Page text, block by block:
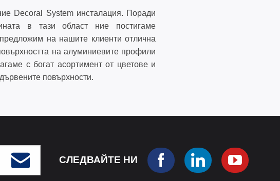
Decoral System инсталация. Поради
в тази област ние постигаме
на нашите клиенти отлична
на алуминиевите профили
с богат асортимент от цветове и
повърхности.
СЛЕДВАЙТЕ НИ